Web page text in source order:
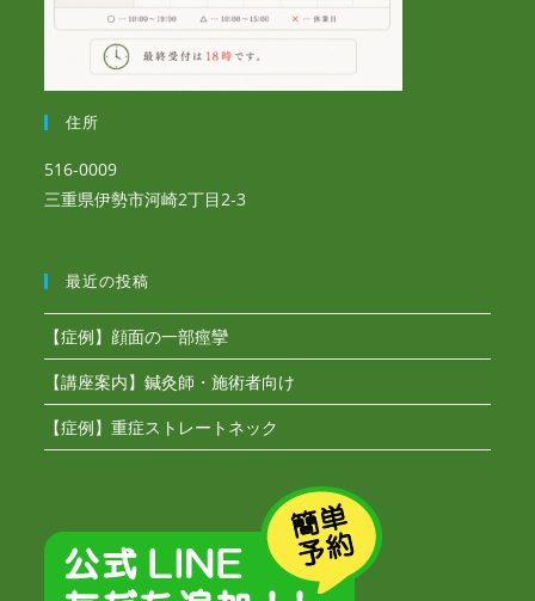
住所
516-0009
三重県伊勢市河崎2丁目2-3
最近の投稿
【症例】顔面の一部痙攣
【講座案内】鍼灸師・施術者向け
【症例】重症ストレートネック